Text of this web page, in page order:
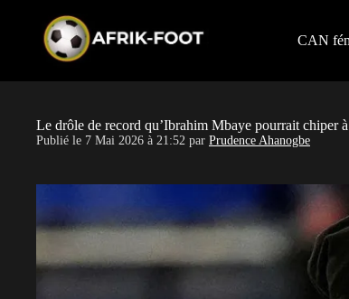
CAN
Le drôle de record qu’Ibrahim Mbaye pourrait chiper
Publié le 7 Mai 2026 à 21:52 par Prudence Ahanogbe